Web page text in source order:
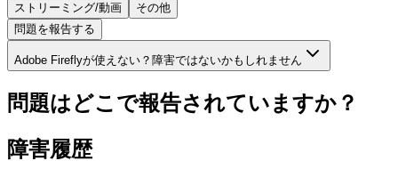
ストリーミング/動画
その他
問題を報告する
Adobe Fireflyが使えない？障害ではないかもしれません
問題はどこで報告されていますか？
障害履歴